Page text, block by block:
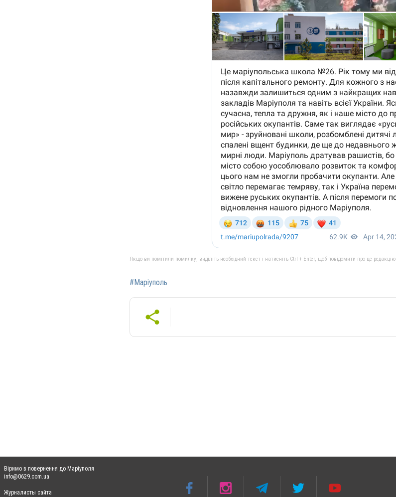
Якщо ви помітили помилку, виділіть необхідний текст і натисніть Ctrl + Enter, щоб повідомити про це редакцію
#Маріуполь
Віримо в повернення до Маріуполя
info@0629.com.ua
Журналисты сайта